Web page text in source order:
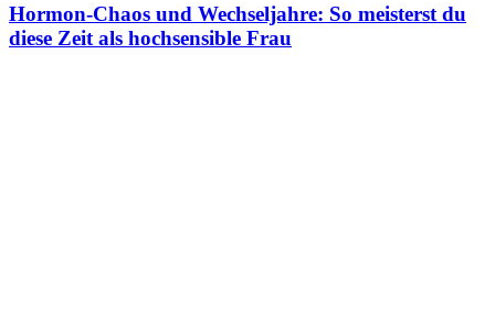
Hormon-Chaos und Wechseljahre: So meisterst du
diese Zeit als hochsensible Frau